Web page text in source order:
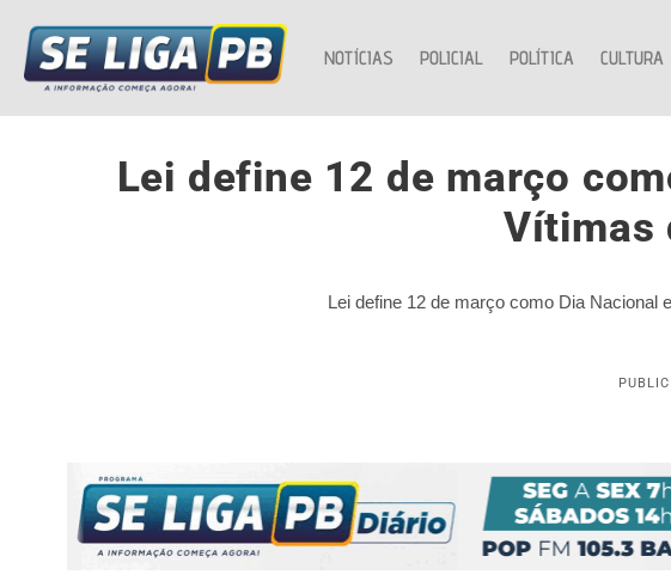
NOTÍCIAS POLICIAL POLÍTICA CULTURA
Lei define 12 de março
Vítimas
Lei define 12 de março como Dia Nacional